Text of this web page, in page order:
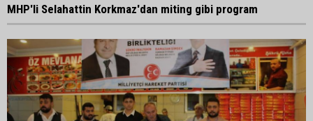
MHP'li Selahattin Korkmaz'dan miting gibi program